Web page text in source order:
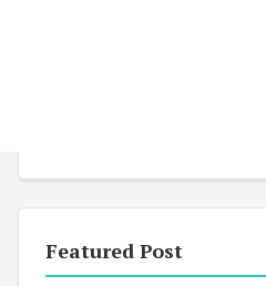
Featured Post